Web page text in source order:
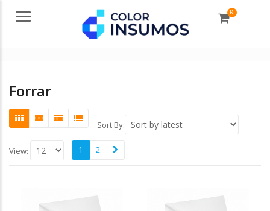
Menu 0
Forrar
Sort By:
View: 1 2